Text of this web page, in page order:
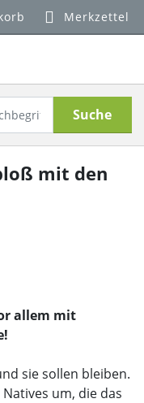
Merkzettel
Suche
mit den
allem mit
sie sollen bleiben.
um, die das